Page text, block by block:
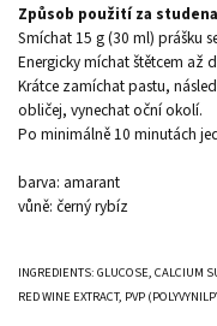
Způsob použití za
Smíchat 15 g (30 ml) prášku
Energicky míchat štětcem až
Krátce zamíchat pastu,
obličej, vynechat oční okolí.
Po minimálně 10 minutách
barva: amarant
vůně: černý rybíz
INGREDIENTS: GLUCOSE, CALCIUM
RED WINE EXTRACT, PVP